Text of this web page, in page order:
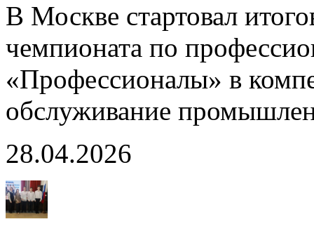
В Москве стартовал
чемпионата по
«Профессионалы» в
обслуживание
28.04.2026